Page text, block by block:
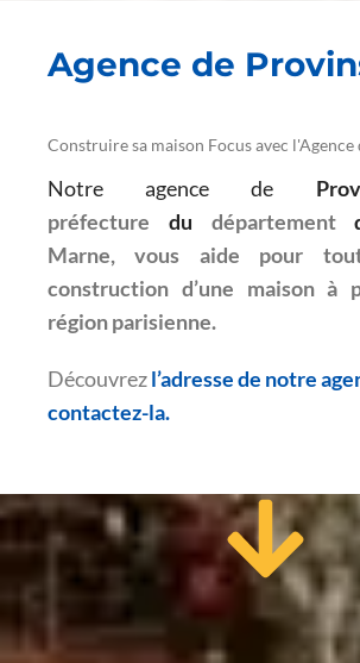
Agence de
Construire sa maison Focus avec l'Agence
Notre agence de
préfecture du département
Marne, vous aide pour
construction d’une maison
région parisienne.
Découvrezl’adresse de notre
contactez-la.